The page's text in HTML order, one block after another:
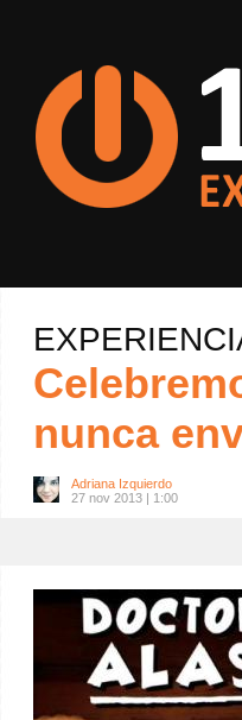
nunca
Adriana Izquierdo
27 nov 2013 | 1:00